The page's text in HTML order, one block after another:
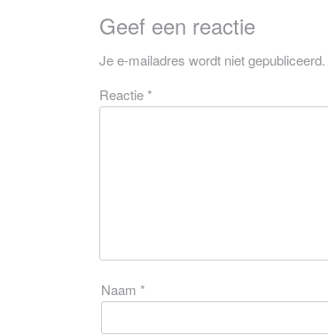
Geef een reactie
Je e-mailadres wordt niet gepubliceerd.
Reactie*
Naam *